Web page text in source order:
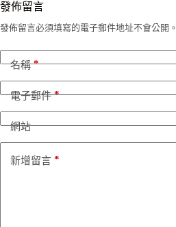
發佈留言
發佈留言必須填寫的電子郵件地址不會公開。
名稱*
電子郵件*
網站
新增留言 *